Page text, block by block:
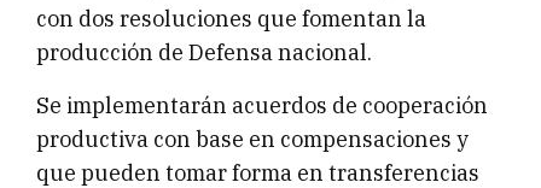
con dos resoluciones que fomentan la
producción de Defensa nacional.
Se implementarán acuerdos de cooperación
productiva con base en compensaciones y
que pueden tomar forma en transferencias